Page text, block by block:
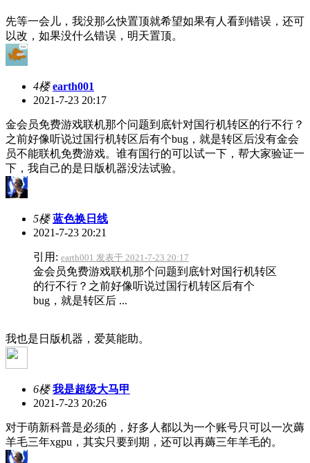
先等一会儿，我没那么快置顶就希望如果有人看到错误，还可
以改，如果没什么错误，明天置顶。
4楼 earth001
2021-7-23 20:17
金会员免费游戏联机那个问题到底针对国行机转区的行不行？
之前好像听说过国行机转区后有个bug，就是转区后没有金会
员不能联机免费游戏。谁有国行的可以试一下，帮大家验证一
下，我自己的是日版机器没法试验。
5楼 蓝色换日线
2021-7-23 20:21
引用: earth001 发表于 2021-7-23 20:17
金会员免费游戏联机那个问题到底针对国行机转区
的行不行？之前好像听说过国行机转区后有个
bug，就是转区后 ...
我也是日版机器，爱莫能助。
6楼 我是超级大马甲
2021-7-23 20:26
对于萌新科普是必须的，好多人都以为一个账号只可以一次薅
羊毛三年xgpu，其实只要到期，还可以再薅三年羊毛的。